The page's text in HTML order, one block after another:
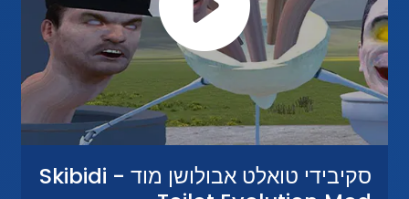
סקיבידי טואלט אבולושן מוד - Skibidi